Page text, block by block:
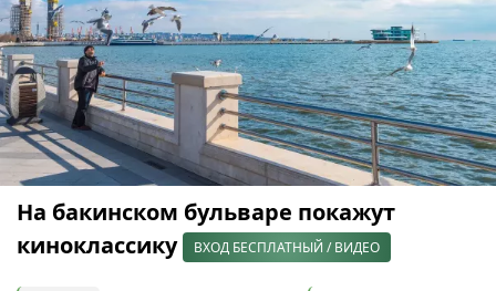
На бакинском бульваре покажут
киноклассику
ВХОД БЕСПЛАТНЫЙ / ВИДЕО